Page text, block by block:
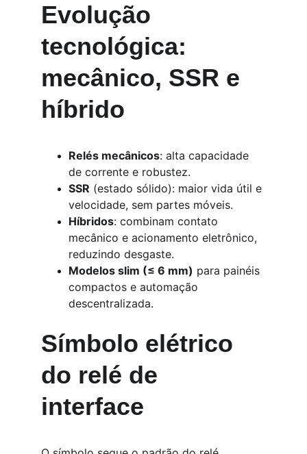
Evolução
tecnológica:
mecânico, SSR e
híbrido
Relés mecânicos: alta capacidade
de corrente e robustez.
SSR (estado sólido): maior vida útil e
velocidade, sem partes móveis.
Híbridos: combinam contato
mecânico e acionamento eletrônico,
reduzindo desgaste.
Modelos slim (≤ 6 mm) para painéis
compactos e automação
descentralizada.
Símbolo elétrico
do relé de
interface